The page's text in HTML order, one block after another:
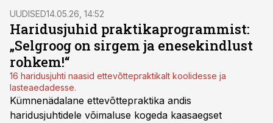
UUDISED14.05.26, 14:52
Haridusjuhid praktikaprogrammist:
„Selgroog on sirgem ja enesekindlust
rohkem!“
16 haridusjuhti naasid ettevõttepraktikalt koolidesse ja
lasteaedadesse.
Kümnenädalane ettevõttepraktika andis
haridusjuhtidele võimaluse kogeda kaasaegset